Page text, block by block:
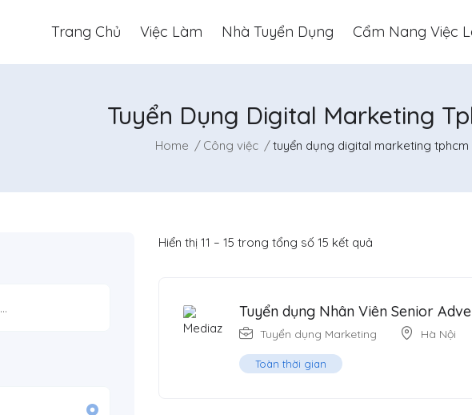
Trang Chủ Việc Làm Nhà Tuyển Dụng Cẩm Nang Việc
Tuyển Dụng Digital Marketing
Home Công việc tuyển dụng digital marketing tphcm
Hiển thị11 –15 trong tổng số 15 kết quả
Tuyển dụng Nhân Viên Senior
Tuyển dụng Marketing Hà Nội
Toàn thời gian